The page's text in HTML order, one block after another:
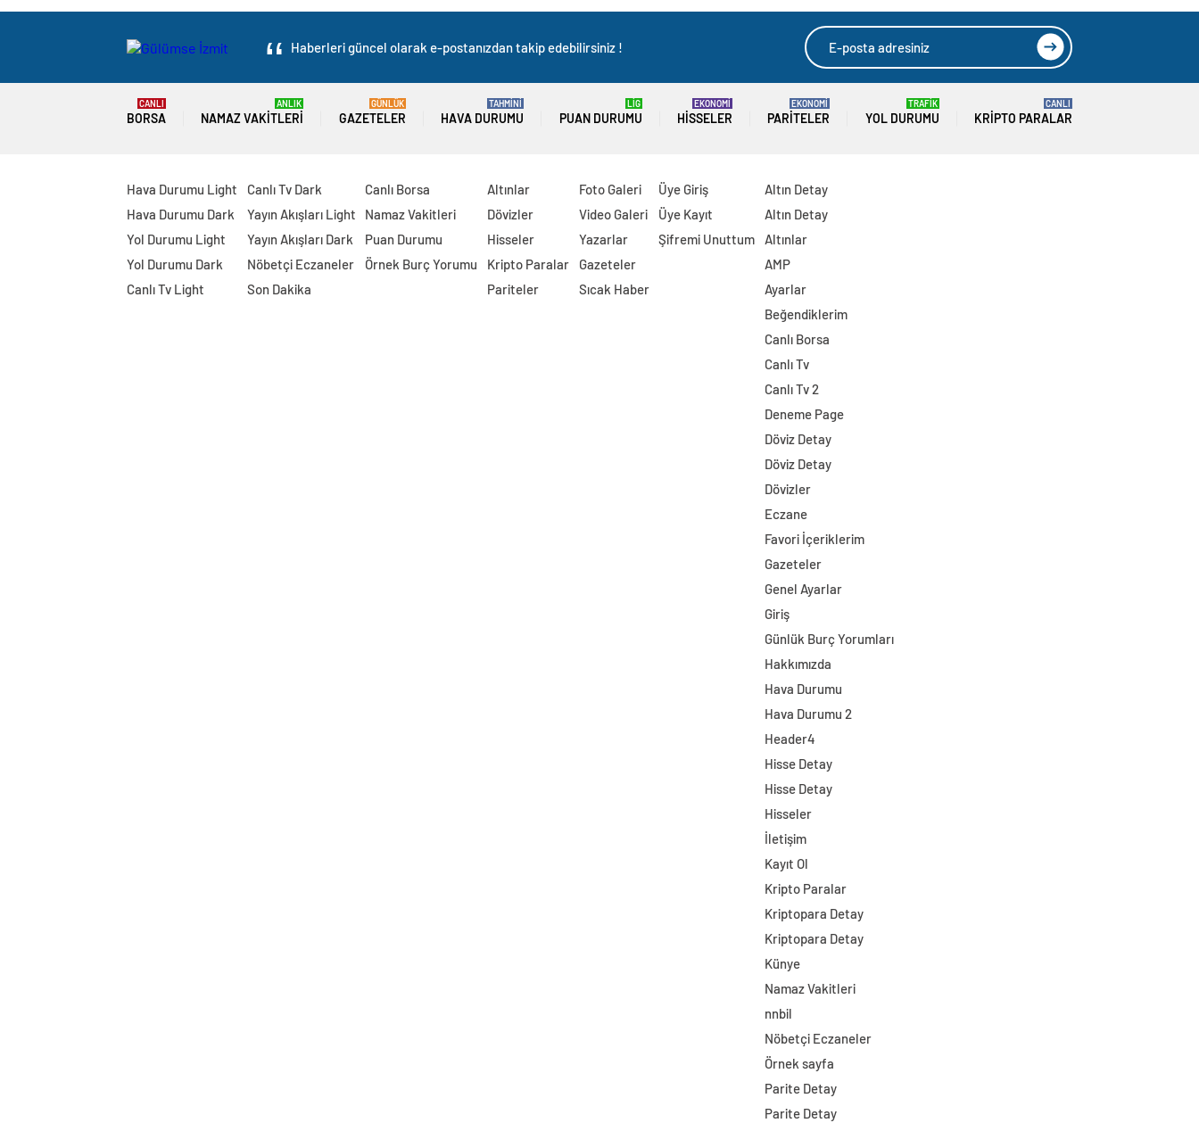
Haberleri güncel olarak e-postanızdan takip edebilirsiniz !
BORSA
CANLI
NAMAZ VAKITLERI
ANLIK
GAZETELER
GÜNLÜK
HAVA DURUMU
TAHMİNİ
PUAN DURUMU
LİG
HISSELER
EKONOMİ
PARITELER
EKONOMİ
YOL DURUMU
TRAFİK
KRIPTO PARALAR
CANLI
Hava Durumu Light
Hava Durumu Dark
Yol Durumu Light
Yol Durumu Dark
Canlı Tv Light
Canlı Tv Dark
Yayın Akışları Light
Yayın Akışları Dark
Nöbetçi Eczaneler
Son Dakika
Canlı Borsa
Namaz Vakitleri
Puan Durumu
Örnek Burç Yorumu
Altınlar
Dövizler
Hisseler
Kripto Paralar
Pariteler
Foto Galeri
Video Galeri
Yazarlar
Gazeteler
Sıcak Haber
Üye Giriş
Üye Kayıt
Şifremi Unuttum
Altın Detay
Altın Detay
Altınlar
AMP
Ayarlar
Beğendiklerim
Canlı Borsa
Canlı Tv
Canlı Tv 2
Deneme Page
Döviz Detay
Döviz Detay
Dövizler
Eczane
Favori İçeriklerim
Gazeteler
Genel Ayarlar
Giriş
Günlük Burç Yorumları
Hakkımızda
Hava Durumu
Hava Durumu 2
Header4
Hisse Detay
Hisse Detay
Hisseler
İletişim
Kayıt Ol
Kripto Paralar
Kriptopara Detay
Kriptopara Detay
Künye
Namaz Vakitleri
nnbil
Nöbetçi Eczaneler
Örnek sayfa
Parite Detay
Parite Detay